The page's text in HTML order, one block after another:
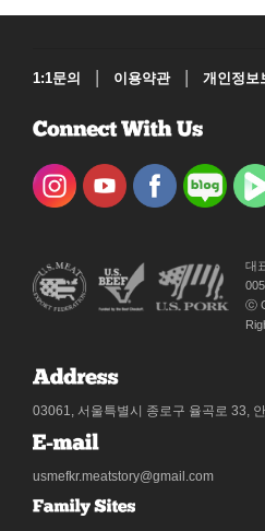
1:1문의 이용약관 개인정보
대
ⓒ
03061, 서울특별시 종로구 율곡로 33,
usmefkr.meatstory@gmail.com